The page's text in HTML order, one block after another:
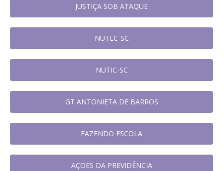
JUSTIÇA SOB ATAQUE
NUTEC-SC
NUTIC-SC
GT ANTONIETA DE BARROS
FAZENDO ESCOLA
AÇOES DA PREVIDÊNCIA